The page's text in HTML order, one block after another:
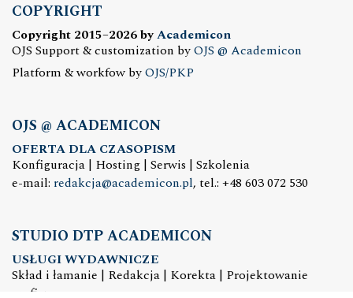
COPYRIGHT
Copyright 2015–2026 byAcademicon
OJS Support & customization byOJS @ Academicon
Platform & workfow byOJS/PKP
OJS @ ACADEMICON
OFERTA DLA CZASOPISM
Konfiguracja | Hosting | Serwis | Szkolenia
e-mail: redakcja@academicon.pl, tel.: +48 603 072 530
STUDIO DTP ACADEMICON
USŁUGI WYDAWNICZE
Skład i łamanie | Redakcja | Korekta | Projektowanie
graficzne